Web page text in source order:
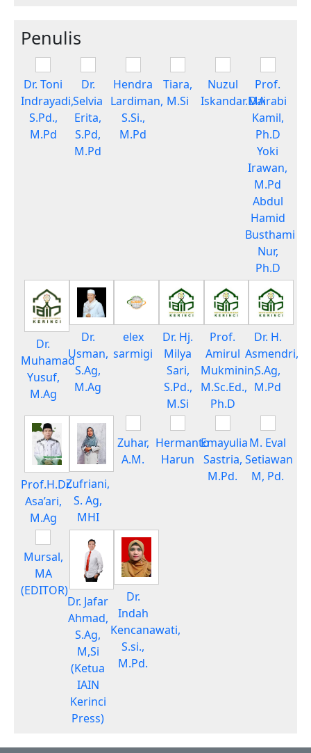
Penulis
Dr. Toni
Indrayadi,
S.Pd.,
M.Pd
Dr.
Selvia
Erita,
S.Pd,
M.Pd
Hendra
Lardiman,
S.Si.,
M.Pd
Tiara,
M.Si
Nuzul
Iskandar.MA
Prof.
Dairabi
Kamil,
Ph.D
Yoki
Irawan,
M.Pd
Abdul
Hamid
Busthami
Nur,
Ph.D
Dr.
Muhamad
Yusuf,
M.Ag
Dr.
Usman,
S.Ag,
M.Ag
elex
sarmigi
Dr. Hj.
Milya
Sari,
S.Pd.,
M.Si
Prof.
Amirul
Mukminin,
M.Sc.Ed.,
Ph.D
Dr. H.
Asmendri,
S.Ag,
M.Pd
Prof.H.Dr.
Asa’ari,
M.Ag
Zufriani,
S. Ag,
MHI
Zuhar,
A.M.
Hermanto
Harun
Emayulia
Sastria,
M.Pd.
M. Eval
Setiawan
M, Pd.
Mursal,
MA
(EDITOR)
Dr. Jafar
Ahmad,
S.Ag,
M,Si
(Ketua
IAIN
Kerinci
Press)
Dr.
Indah
Kencanawati,
S.si.,
M.Pd.